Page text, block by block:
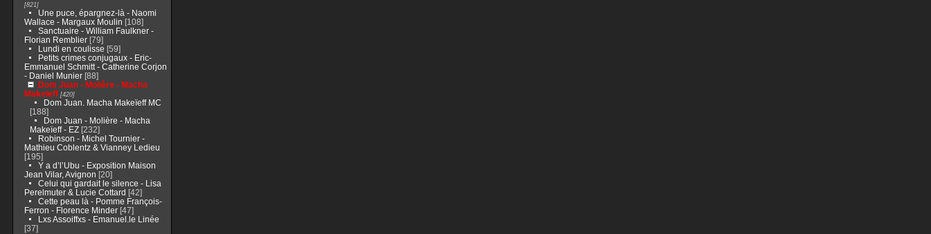
[821]
Une puce, épargnez-là - Naomi
Wallace - Margaux Moulin [108]
Sanctuaire - William Faulkner -
Florian Remblier[79]
Lundi en coulisse [59]
Petits crimes conjugaux - Eric-
Emmanuel Schmitt - Catherine Corjon
- Daniel Munier[88]
Dom Juan - Molière - Macha
Makeïeff[420]
Dom Juan. Macha Makeïeff MC
[188]
Dom Juan - Molière - Macha
Makeïeff - EZ[232]
Robinson - Michel Tournier -
Mathieu Coblentz & Vianney Ledieu
[195]
Y a d’l’Ubu - Exposition Maison
Jean Vilar, Avignon [20]
Celui qui gardait le silence - Lisa
Perelmuter & Lucie Cottard [42]
Cette peau là - Pomme François-
Ferron - Florence Minder[47]
Lxs Assoiffxs - Emanuel.le Linée
[37]